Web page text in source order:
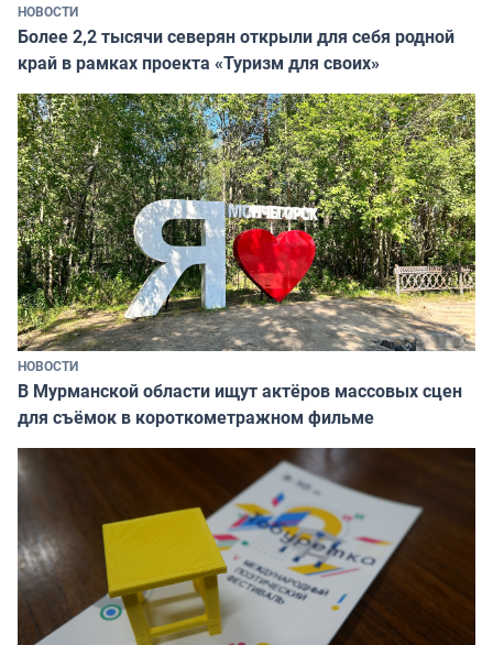
НОВОСТИ
Более 2,2 тысячи северян открыли для себя родной
край в рамках проекта «Туризм для своих»
НОВОСТИ
В Мурманской области ищут актёров массовых сцен
для съёмок в короткометражном фильме